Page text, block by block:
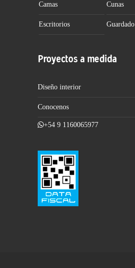
Camas Cunas
Escritorios Guardado
Proyectos a medida
Diseño interior
Conocenos
+54 9 1160065977